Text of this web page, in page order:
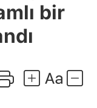
bir